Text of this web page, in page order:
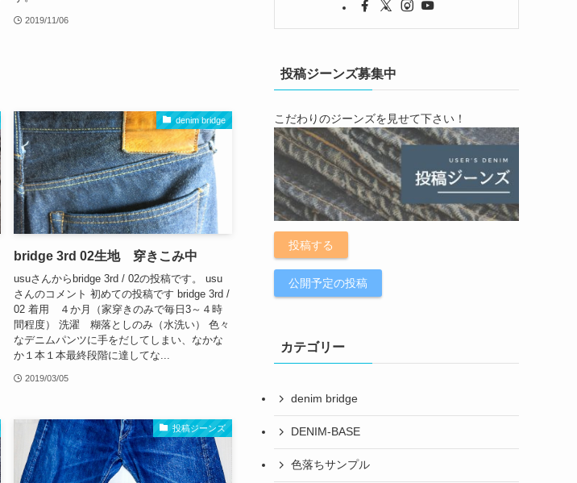
2019/11/06
denim bridge
bridge 3rd 02生地 穿きこみ中
usuさんからbridge 3rd / 02の投稿です。 usu
さんのコメント 初めての投稿です bridge 3rd /
02 着用 ４か月（家穿きのみで毎日3～４時
間程度） 洗濯 糊落としのみ（水洗い） 色々
なデニムパンツに手をだしてしまい、なかな
か１本１本最終段階に達してな...
2019/03/05
投稿ジーンズ
投稿ジーンズ募集中
こだわりのジーンズを見せて下さい！
投稿する
公開予定の投稿
カテゴリー
denim bridge
DENIM-BASE
色落ちサンプル